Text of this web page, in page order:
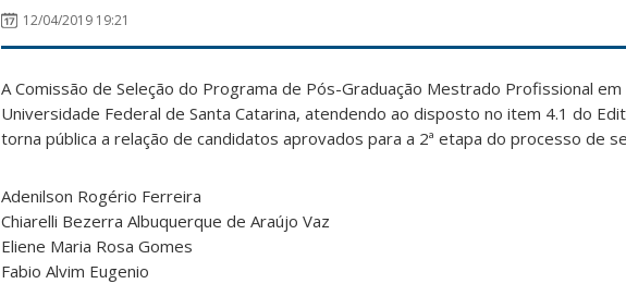
12/04/2019 19:21
A Comissão de Seleção do Programa de Pós-Graduação Mestrado Profissional
Universidade Federal de Santa Catarina, atendendo ao disposto no item 4.1 do
torna pública a relação de candidatos aprovados para a 2ª etapa do processo de
Adenilson Rogério Ferreira
Chiarelli Bezerra Albuquerque de Araújo Vaz
Eliene Maria Rosa Gomes
Fabio Alvim Eugenio